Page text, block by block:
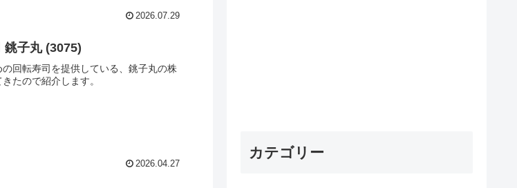
2026.07.29
銚子丸 (3075)
回転寿司を提供している、銚子丸の株
たので紹介します。
2026.04.27
カテゴリー